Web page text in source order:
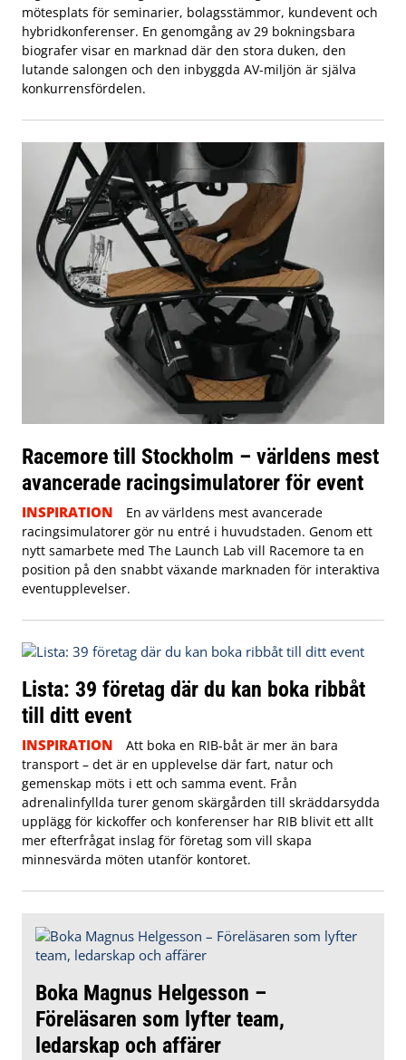
mötesplats för seminarier, bolagsstämmor, kundevent och
hybridkonferenser. En genomgång av 29 bokningsbara
biografer visar en marknad där den stora duken, den
lutande salongen och den inbyggda AV-miljön är själva
konkurrensfördelen.
Racemore till Stockholm – världens mest
avancerade racingsimulatorer för event
INSPIRATION
En av världens mest avancerade
racingsimulatorer gör nu entré i huvudstaden. Genom ett
nytt samarbete med The Launch Lab vill Racemore ta en
position på den snabbt växande marknaden för interaktiva
eventupplevelser.
Lista: 39 företag där du kan boka ribbåt
till ditt event
INSPIRATION
Att boka en RIB-båt är mer än bara
transport – det är en upplevelse där fart, natur och
gemenskap möts i ett och samma event. Från
adrenalinfyllda turer genom skärgården till skräddarsydda
upplägg för kickoffer och konferenser har RIB blivit ett allt
mer efterfrågat inslag för företag som vill skapa
minnesvärda möten utanför kontoret.
Boka Magnus Helgesson –
Föreläsaren som lyfter team,
ledarskap och affärer